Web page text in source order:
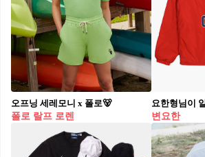
오프닝 세레모니 x 폴로🐻
폴로 랄프 로렌
변요한